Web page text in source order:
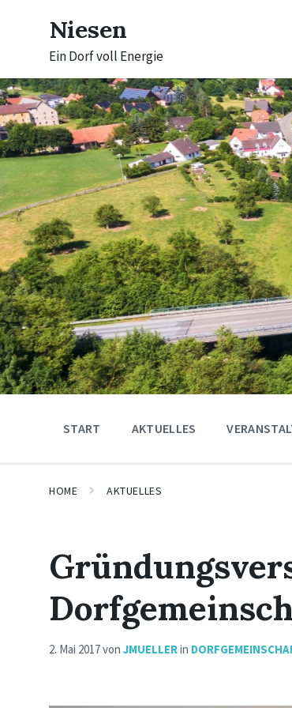
navigation
Niesen
Ein Dorf voll Energie
START AKTUELLES
HOME AKTUELLES
2. Mai 2017von JMUELLERin